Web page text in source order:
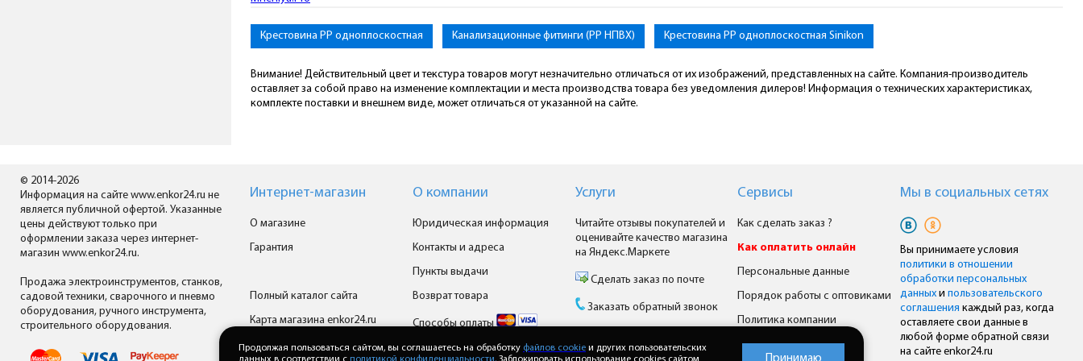
Крестовина PP одноплоскостная Канализационные фитинги (PP НПВХ) Крестовина PP одноплоскостная Sinikon
Внимание! Действительный цвет и текстура товаров могут незначительно отличаться от их изображений, представленных на сайте. Компания-производитель
оставляет за собой право на изменение комплектации и места производства товара без уведомления дилеров! Информация о технических характеристиках,
комплекте поставки и внешнем виде, может отличаться от указанной на сайте.
© 2014-2026
Информация на сайте www.enkor24.ru не
является публичной офертой. Указанные
цены действуют только при
оформлении заказа через интернет-
магазин www.enkor24.ru.
Продажа электроинструментов, станков,
садовой техники, сварочного и пневмо
оборудования, ручного инструмента,
строительного оборудования.
Интернет-магазин
О магазине
Гарантия
Полный каталог сайта
Карта магазина enkor24.ru
Все производители
О компании
Юридическая информация
Контакты и адреса
Пункты выдачи
Возврат товара
Способы оплаты
Доставка
Услуги
Читайте отзывы покупателей и
оценивайте качество магазина
на Яндекс.Маркете
Сделать заказ по почте
Заказать обратный звонок
Сервисы
Как сделать заказ ?
Как оплатить онлайн
Персональные данные
Порядок работы с оптовиками
Политика компании
Комплексное снабжение
Мы в cоциальных сетях
Вы принимаете условия
политики в отношении
обработки персональных
данных ипользовательского
соглашения каждый раз, когда
оставляете свои данные в
любой форме обратной связи
на сайте enkor24.ru
Продолжая пользоваться сайтом, вы соглашаетесь на обработку файлов cookie и других пользовательских